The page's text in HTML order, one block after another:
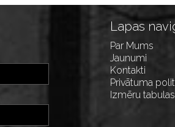
Lapas
Par Mums
Jaunumi
Kontakti
Privātuma
Izmēru tabulas